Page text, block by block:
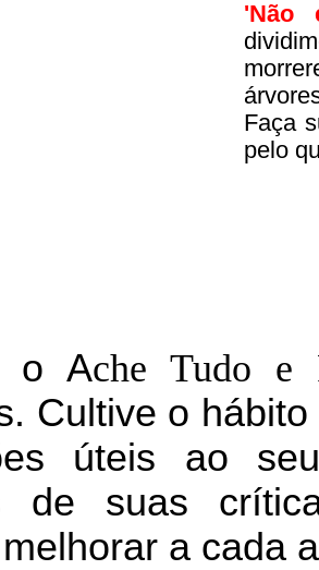
'Não
Faça
pelo
Ache Tudo e
Cultive o
úteis ao
de suas
a cada